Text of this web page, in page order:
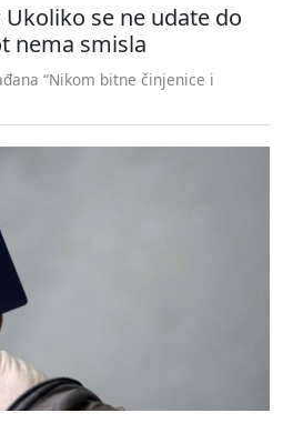
se ne udate do
nema smisla
“Nikom bitne činjenice i